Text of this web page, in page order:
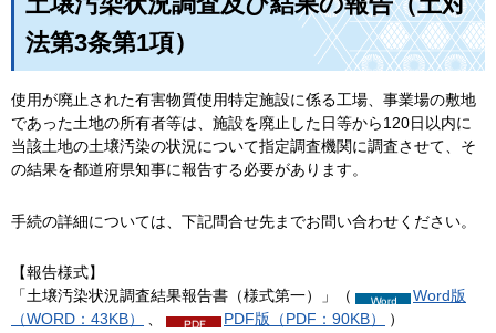
法第3条第1項）
使用が廃止された有害物質使用特定施設に係る工場、事業場の敷地
であった土地の所有者等は、施設を廃止した日等から120日以内に
当該土地の土壌汚染の状況について指定調査機関に調査させて、そ
の結果を都道府県知事に報告する必要があります。
手続の詳細については、下記問合せ先までお問い合わせください。
【報告様式】
「土壌汚染状況調査結果報告書（様式第一）」（
Word版
（WORD：43KB）
PDF版（PDF：90KB） ）